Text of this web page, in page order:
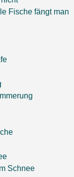
Fische fängt man
Schnee